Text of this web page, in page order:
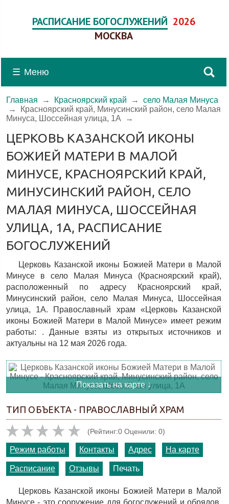
РАСПИСАНИЕ БОГОСЛУЖЕНИЙ 2026
МОСКВА
☰ Меню
Главная → Красноярский край →
село Малая Минуса
→
Красноярский край, Минусинский район, село Малая
Минуса, Шоссейная улица, 1А →
ЦЕРКОВЬ КАЗАНСКОЙ ИКОНЫ
БОЖИЕЙ МАТЕРИ В МАЛОЙ
МИНУСЕ, КРАСНОЯРСКИЙ КРАЙ,
МИНУСИНСКИЙ РАЙОН, СЕЛО
МАЛАЯ МИНУСА, ШОССЕЙНАЯ
УЛИЦА, 1А, РАСПИСАНИЕ
БОГОСЛУЖЕНИЙ
Церковь Казанской иконы Божией Матери в Малой
Минусе в село Малая Минуса (Красноярский край),
расположенный по адресу Красноярский край,
Минусинский район, село Малая Минуса, Шоссейная
улица, 1А. Православный храм «Церковь Казанской
иконы Божией Матери в Малой Минусе» имеет режим
работы: . Данные взяты из открытых источников и
актуальны на 12 мая 2026 года.
Показать на карте ↓
ТИП ОБЪЕКТА - ПРАВОСЛАВНЫЙ ХРАМ
(Рейтинг:0 Оценили: 0)
Режим работы Контакты Адрес На карте
Расписание Отзывы Печать
Церковь Казанской иконы Божией Матери в Малой
Минусе - это сооружение для богослужений и обрядов,